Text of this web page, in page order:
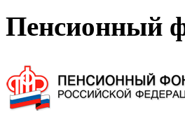
Пенсионный